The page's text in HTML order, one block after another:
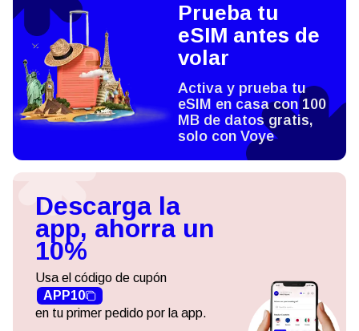
Prueba tu
eSIM antes de
volar
Activa y prueba tu
eSIM en casa con 100
MB de datos gratis,
solo con Voye
Descarga la
app, ahorra un
10%
Usa el código de cupón
APP10
en tu primer pedido por la app.